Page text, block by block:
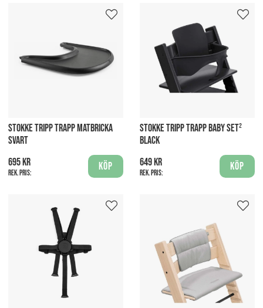
STOKKE TRIPP TRAPP MATBRICKA
SVART
695 kr
Rek. pris:
Köp
STOKKE TRIPP TRAPP BABY SET²
BLACK
649 kr
Rek. pris:
Köp